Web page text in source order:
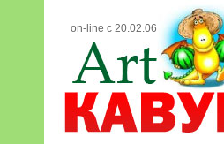
on-line с 20.02.06